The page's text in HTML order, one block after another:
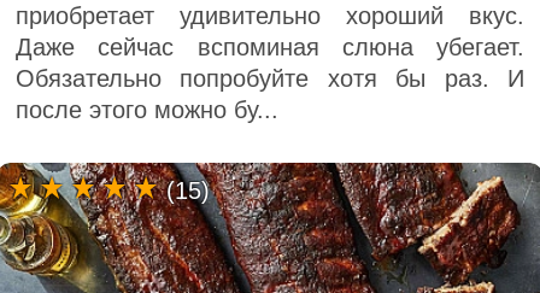
приобретает удивительно хороший вкус.
Даже сейчас вспоминая слюна убегает.
Обязательно попробуйте хотя бы раз. И
после этого можно бу...
(15)